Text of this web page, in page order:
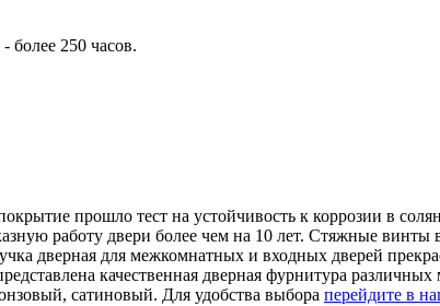
более 250 часов.
прошло тест на устойчивость к коррозии в
работу двери более чем на 10 лет. Стяжные винты
дверная для межкомнатных и входных дверей
качественная дверная фурнитура
сатиновый. Для удобства выбора перейдите в